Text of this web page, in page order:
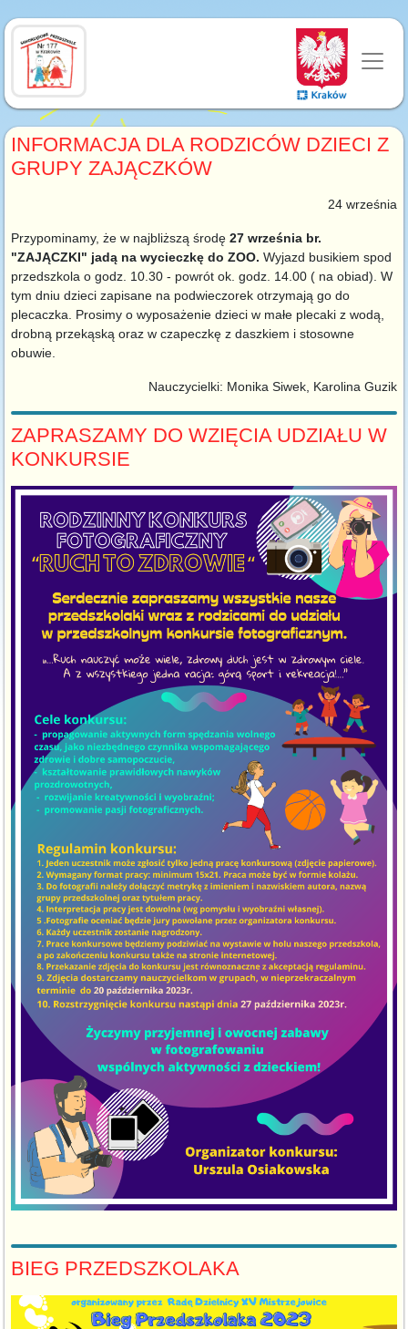
INFORMACJA DLA RODZICÓW DZIECI Z
GRUPY ZAJĄCZKÓW
24 września
Przypominamy, że w najbliższą środę 27 września br.
"ZAJĄCZKI" jadą na wycieczkę do ZOO. Wyjazd busikiem spod
przedszkola o godz. 10.30 - powrót ok. godz. 14.00 ( na obiad). W
tym dniu dzieci zapisane na podwieczorek otrzymają go do
plecaczka. Prosimy o wyposażenie dzieci w małe plecaki z wodą,
drobną przekąską oraz w czapeczkę z daszkiem i stosowne
obuwie.
Nauczycielki: Monika Siwek, Karolina Guzik
ZAPRASZAMY DO WZIĘCIA UDZIAŁU W
KONKURSIE
BIEG PRZEDSZKOLAKA